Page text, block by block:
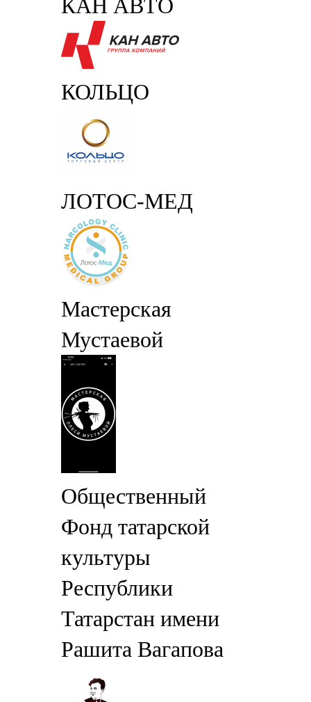
КАН АВТО
КОЛЬЦО
ЛОТОС-МЕД
Мастерская
Мустаевой
Общественный
Фонд татарской
культуры
Республики
Татарстан имени
Рашита Вагапова